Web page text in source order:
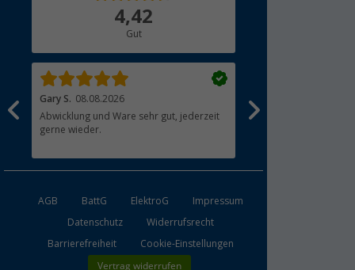
4,42
Gut
Gary S. 08.08.2026
Abwicklung und Ware sehr gut, jederzeit
gerne wieder.
Roland E.
Alles gut gelaufen.
AGB BattG ElektroG
Impressum
Datenschutz
Widerrufsrecht
Barrierefreiheit
Cookie-Einstellungen
Vertrag widerrufen